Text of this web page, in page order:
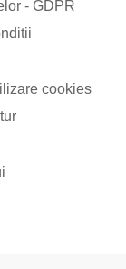
- GDPR
cookies